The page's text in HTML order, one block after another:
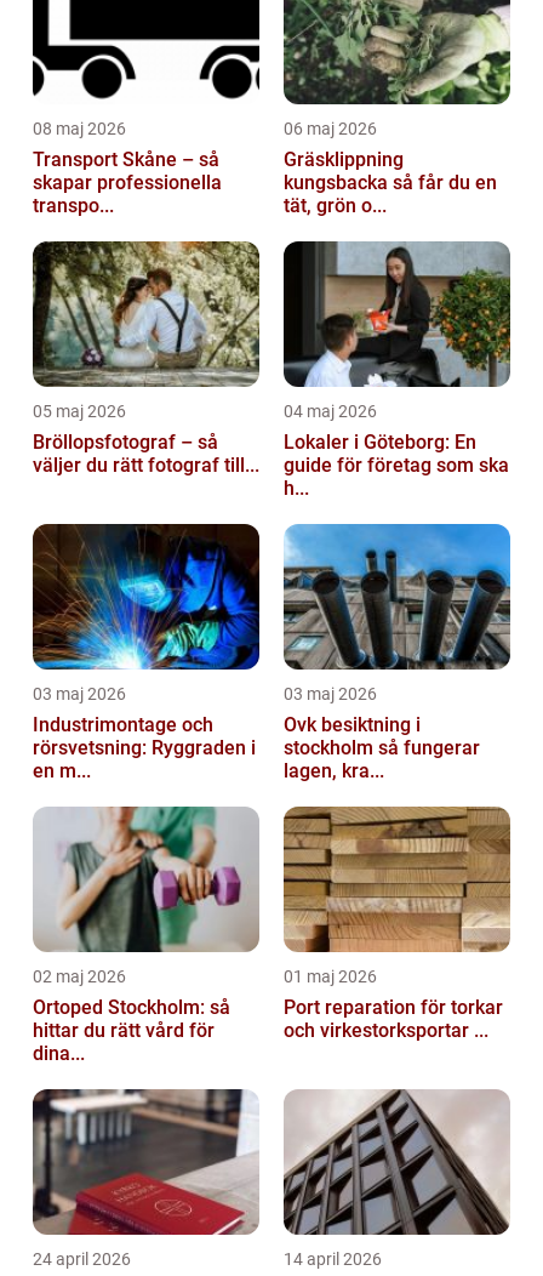
08 maj 2026
Transport Skåne – så
skapar professionella
transpo...
06 maj 2026
Gräsklippning
kungsbacka så får du en
tät, grön o...
05 maj 2026
Bröllopsfotograf – så
väljer du rätt fotograf till...
04 maj 2026
Lokaler i Göteborg: En
guide för företag som ska
h...
03 maj 2026
Industrimontage och
rörsvetsning: Ryggraden i
en m...
03 maj 2026
Ovk besiktning i
stockholm så fungerar
lagen, kra...
02 maj 2026
Ortoped Stockholm: så
hittar du rätt vård för
dina...
01 maj 2026
Port reparation för torkar
och virkestorksportar ...
24 april 2026 14 april 2026